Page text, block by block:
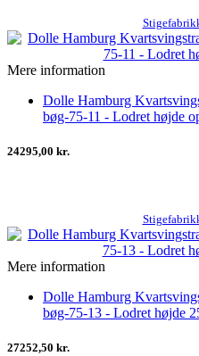
Mere information
Dolle Hamburg
bøg-75-11 - Lodret højde
24295,00 kr.
Mere information
Dolle Hamburg
bøg-75-13 - Lodret højde
27252,50 kr.